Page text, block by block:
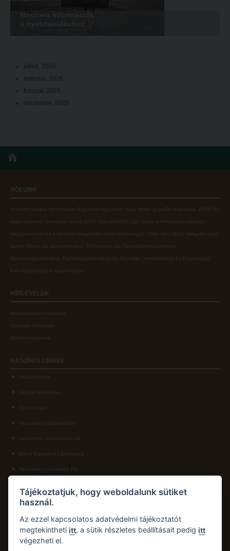
július, 2026
március, 2026
február, 2026
december, 2025
RÓLUNK
A Károli Gáspár Református Egyetem egyszerre nagy múltú (jogelőd alapítása: 1855) és
fiatal egyetem (jelenlegi nevén 1993 óta működik), így ötvözi a református oktatás
hagyományait és a szakmai megújulás iránti nyitottságot. Több mint 9000 hallgató négy
karon ( Állam- és Jogtudományi; Bölcsészet- és Társadalomtudományi;
Gazdaságtudományi, Egészségtudományi és Szociális; Hittudományi és Pedagógiai
Kar ) folytathatja a tanulmányait.
HÍRLEVELEK
Munkavállalói hírlevelek
Hallgatói hírlevelek
Alumni hírlevelek
HASZNOS LINKEK
Adatvédelem
Arculati kézikönyv
Ösztöndíjak
Tanulmányi tájékoztatók
Letölthető nyomtatványok
Károli Egyetemi Lelkészség
Tanulmányi határidők PK
KAPCSOLAT
Károli Gáspár Református Egyetem, Pedagógiai Kar
pk.dth@kre.hu
Telefon:+36 30 174 1934
Tájékoztatjuk, hogy weboldalunk sütiket
használ.
Az ezzel kapcsolatos adatvédelmi tájékoztatót
megtekintheti itt, a sütik részletes beállításait pedig itt
végezheti el.